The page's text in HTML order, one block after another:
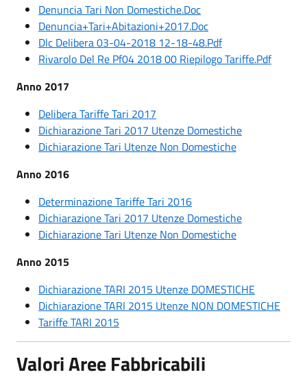
Denuncia Tari Non Domestiche.Doc
Denuncia+Tari+Abitazioni+2017.Doc
Dlc Delibera 03-04-2018 12-18-48.Pdf
Rivarolo Del Re Pf04 2018 00 Riepilogo Tariffe.Pdf
Anno 2017
Delibera Tariffe Tari 2017
Dichiarazione Tari 2017 Utenze Domestiche
Dichiarazione Tari Utenze Non Domestiche
Anno 2016
Determinazione Tariffe Tari 2016
Dichiarazione Tari 2017 Utenze Domestiche
Dichiarazione Tari Utenze Non Domestiche
Anno 2015
Dichiarazione TARI 2015 Utenze DOMESTICHE
Dichiarazione TARI 2015 Utenze NON DOMESTICHE
Tariffe TARI 2015
Valori Aree Fabbricabili